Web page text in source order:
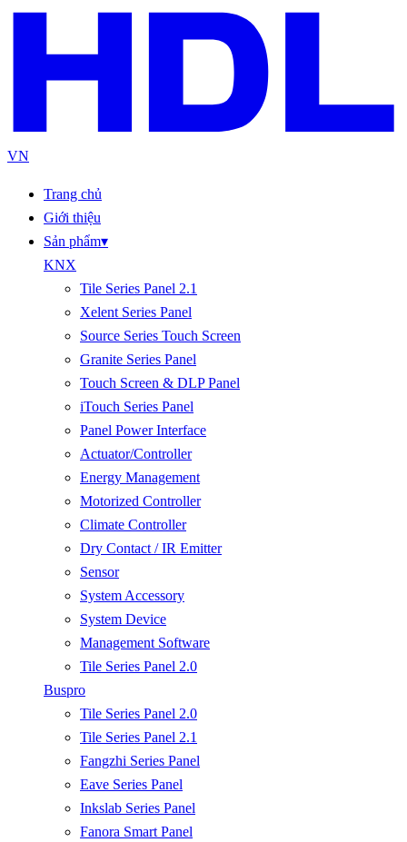
VN
Trang chủ
Giới thiệu
Sản phẩm▾
KNX
Tile Series Panel 2.1
Xelent Series Panel
Source Series Touch Screen
Granite Series Panel
Touch Screen & DLP Panel
iTouch Series Panel
Panel Power Interface
Actuator/Controller
Energy Management
Motorized Controller
Climate Controller
Dry Contact / IR Emitter
Sensor
System Accessory
System Device
Management Software
Tile Series Panel 2.0
Buspro
Tile Series Panel 2.0
Tile Series Panel 2.1
Fangzhi Series Panel
Eave Series Panel
Inkslab Series Panel
Fanora Smart Panel